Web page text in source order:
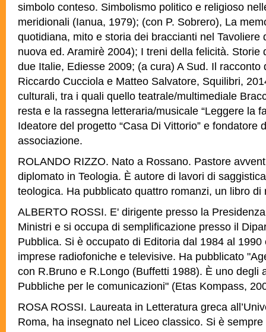
simbolo conteso. Simbolismo politico e religioso
meridionali (Ianua, 1979); (con P. Sobrero), La
quotidiana, mito e storia dei braccianti nel Tavoliere
nuova ed. Aramirè 2004); I treni della felicità. Storie
due Italie, Ediesse 2009; (a cura) A Sud. Il racconto
Riccardo Cucciola e Matteo Salvatore, Squilibri,
culturali, tra i quali quello teatrale/multimediale
resta e la rassegna letteraria/musicale “Leggere la
Ideatore del progetto “Casa Di Vittorio” e fondatore
associazione.
ROLANDO RIZZO. Nato a Rossano. Pastore
diplomato in Teologia. È autore di lavori di
teologica. Ha pubblicato quattro romanzi, un libro
ALBERTO ROSSI. E' dirigente presso la
Ministri e si occupa di semplificazione presso il
Pubblica. Si è occupato di Editoria dal 1984 al
imprese radiofoniche e televisive. Ha pubblicato
con R.Bruno e R.Longo (Buffetti 1988). È uno degli
Pubbliche per le comunicazioni" (Etas Kompass,
ROSA ROSSI. Laureata in Letteratura greca
Roma, ha insegnato nel Liceo classico. Si è